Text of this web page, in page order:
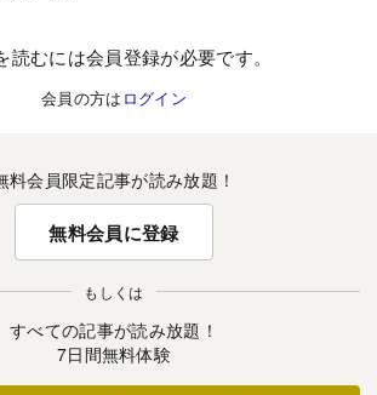
読むには会員登録が必要です。
会員の方は ログイン
料会員限定記事が読み放題！
無料会員に登録
もしくは
すべての記事が読み放題！
7日間無料体験